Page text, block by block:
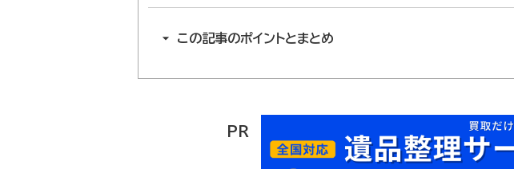
この記事のポイントとまとめ
PR